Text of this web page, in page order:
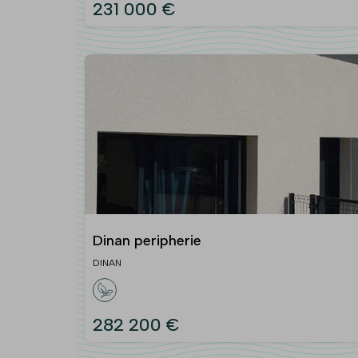
231 000 €
Dinan peripherie
DINAN
282 200 €